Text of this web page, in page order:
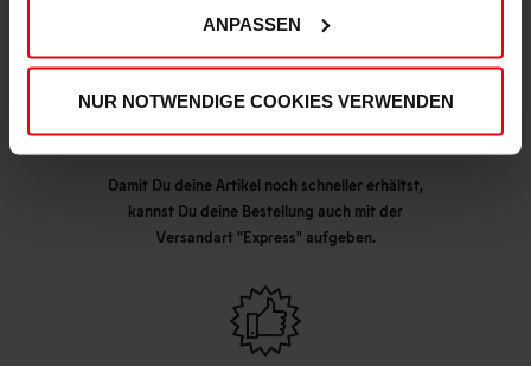
ANPASSEN
NUR NOTWENDIGE COOKIES VERWENDEN
Damit Du deine Artikel noch schneller erhältst,
kannst Du deine Bestellung auch mit der
Versandart "Express" aufgeben.